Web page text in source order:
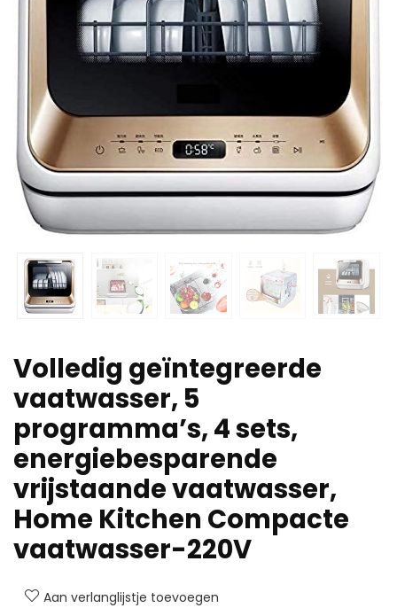
Volledig geïntegreerde
vaatwasser, 5
programma’s, 4 sets,
energiebesparende
vrijstaande vaatwasser,
Home Kitchen Compacte
vaatwasser-220V
Aan verlanglijstje toevoegen